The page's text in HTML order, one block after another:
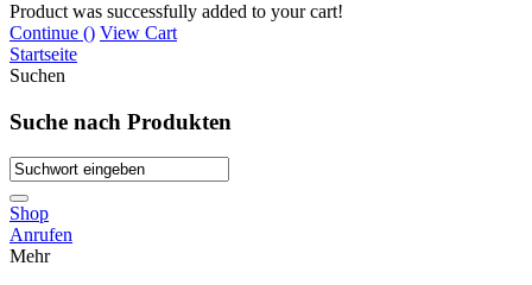
Product was successfully added to your cart!
Continue () View Cart
Startseite
Suchen
Suche nach Produkten
Shop
Anrufen
Mehr